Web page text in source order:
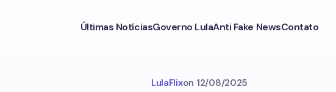
Últimas NotíciasGoverno LulaAnti Fake NewsContato
LulaFlixon 12/08/2025